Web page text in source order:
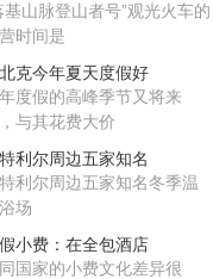
基山脉登山者号”观光火车的
时间是
克今年夏天度假好
度假的高峰季节又将来
与其花费大价
利尔周边五家知名
利尔周边五家知名冬季温
场
小费：在全包酒店
国家的小费文化差异很